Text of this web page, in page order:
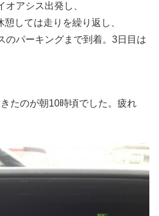
アシス出発し、
しては走りを繰り返し、
パーキングまで到着。3日目は
たのが朝10時頃でした。疲れ